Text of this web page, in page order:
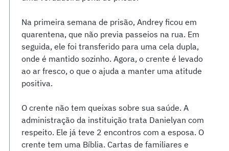
Na primeira semana de prisão, Andrey ficou em
quarentena, que não previa passeios na rua. Em
seguida, ele foi transferido para uma cela dupla,
onde é mantido sozinho. Agora, o crente é levado
ao ar fresco, o que o ajuda a manter uma atitude
positiva.
O crente não tem queixas sobre sua saúde. A
administração da instituição trata Danielyan com
respeito. Ele já teve 2 encontros com a esposa. O
crente tem uma Bíblia. Cartas de familiares e